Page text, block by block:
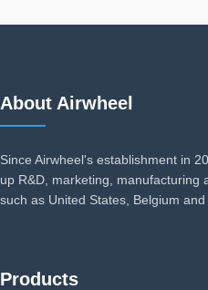
About Airwheel
Since Airwheel's establishment in
up R&D, marketing, manufacturing
such as United States, Belgium and
Products